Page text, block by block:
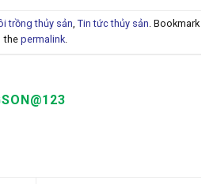
trồng thủy sản, Tin tức thủy sản. Bookmark
the permalink.